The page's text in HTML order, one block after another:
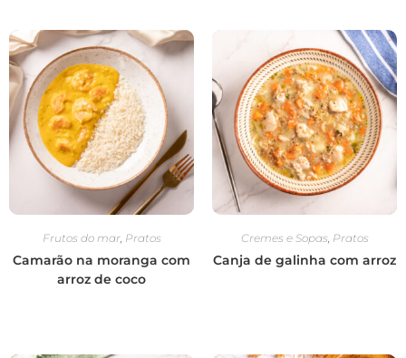
Frutos do mar, Pratos
Camarão na moranga com
arroz de coco
Cremes e Sopas Pratos
Canja de galinha com arroz